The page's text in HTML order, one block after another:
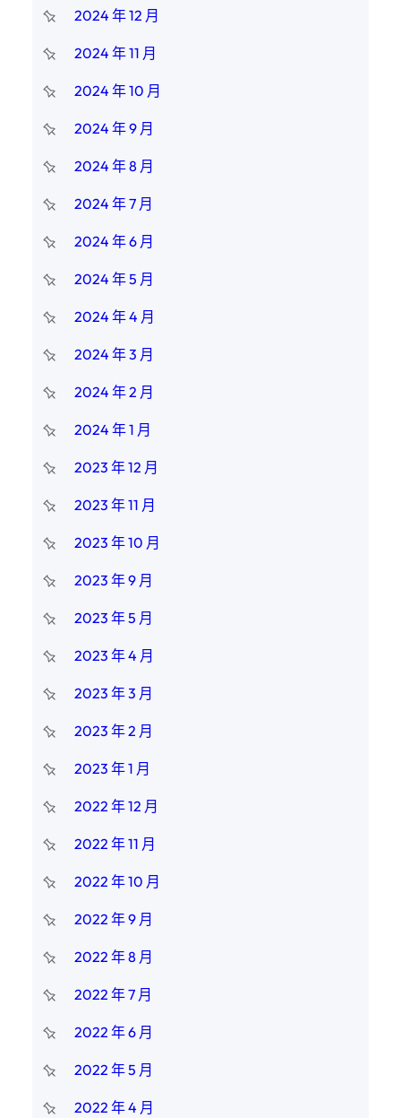
2024 年 12 月
2024 年 11 月
2024 年 10 月
2024 年 9 月
2024 年 8 月
2024 年 7 月
2024 年 6 月
2024 年 5 月
2024 年 4 月
2024 年 3 月
2024 年 2 月
2024 年 1 月
2023 年 12 月
2023 年 11 月
2023 年 10 月
2023 年 9 月
2023 年 5 月
2023 年 4 月
2023 年 3 月
2023 年 2 月
2023 年 1 月
2022 年 12 月
2022 年 11 月
2022 年 10 月
2022 年 9 月
2022 年 8 月
2022 年 7 月
2022 年 6 月
2022 年 5 月
2022 年 4 月